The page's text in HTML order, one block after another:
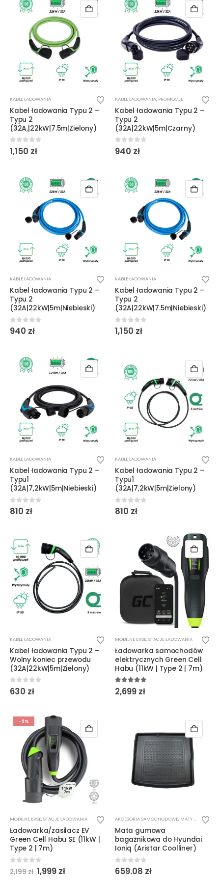
KABLE ŁADOWANIA
Kabel ładowania Typu 2 –
Typu 2
(32A,|22kW|7.5m|Zielony)
0 out of 5
1,150 zł
KABLE ŁADOWANIA, PROMOCJE
Kabel ładowania Typu 2 –
Typu 2
(32A|22kW|5m|Czarny)
0 out of 5
940 zł
KABLE ŁADOWANIA
Kabel ładowania Typu 2 –
Typu 2
(32A|22kW|5m|Niebieski)
0 out of 5
940 zł
KABLE ŁADOWANIA
Kabel ładowania Typu 2 –
Typu 2
(32A|22kW|7.5m|Niebieski)
0 out of 5
1,150 zł
KABLE ŁADOWANIA
Kabel ładowania Typu 2 –
Typu1
(32A|7,2kW|5m|Niebieski)
0out of 5
810 zł
KABLE ŁADOWANIA
Kabel ładowania Typu 2 –
Typu1
(32A|7,2kW|5m|Zielony)
0out of 5
810 zł
KABLE ŁADOWANIA
Kabel ładowania Typu 2 –
Wolny koniec przewodu
(32A|22kW|5m|Zielony)
0out of 5
630 zł
MOBILNE EVSE,STACJE ŁADOWANIA
Ładowarka samochodów
elektrycznych Green Cell
Habu (11kW | Type 2 | 7m)
5.00out of 5
2,699 zł
-9%
MOBILNE EVSE,STACJE ŁADOWANIA
Ładowarka/zasilacz EV
Green Cell Habu SE (11kW |
Type 2 | 7m)
0 out of 5
2,199zł Pierwotna
1,999 złAktualna
AKCESORIA SAMOCHODOWE, MATY BAGAŻNIKOWE
Mata gumowa
bagażnikowa do Hyundai
Ioniq (Aristar Coolliner)
0 out of 5
659.08 zł